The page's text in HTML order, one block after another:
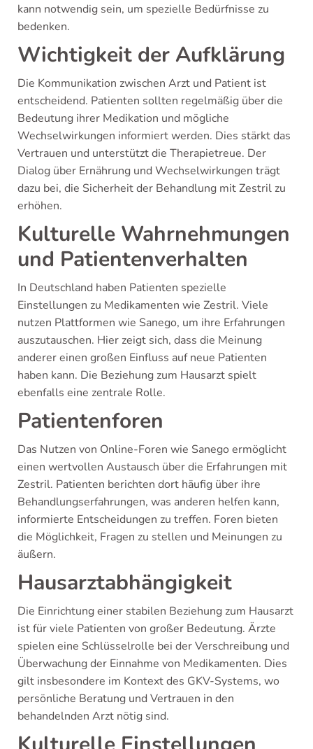
kann notwendig sein, um spezielle Bedürfnisse zu
bedenken.
Wichtigkeit der Aufklärung
Die Kommunikation zwischen Arzt und Patient ist
entscheidend. Patienten sollten regelmäßig über die
Bedeutung ihrer Medikation und mögliche
Wechselwirkungen informiert werden. Dies stärkt das
Vertrauen und unterstützt die Therapietreue. Der
Dialog über Ernährung und Wechselwirkungen trägt
dazu bei, die Sicherheit der Behandlung mit Zestril zu
erhöhen.
Kulturelle Wahrnehmungen
und Patientenverhalten
In Deutschland haben Patienten spezielle
Einstellungen zu Medikamenten wie Zestril. Viele
nutzen Plattformen wie Sanego, um ihre Erfahrungen
auszutauschen. Hier zeigt sich, dass die Meinung
anderer einen großen Einfluss auf neue Patienten
haben kann. Die Beziehung zum Hausarzt spielt
ebenfalls eine zentrale Rolle.
Patientenforen
Das Nutzen von Online-Foren wie Sanego ermöglicht
einen wertvollen Austausch über die Erfahrungen mit
Zestril. Patienten berichten dort häufig über ihre
Behandlungserfahrungen, was anderen helfen kann,
informierte Entscheidungen zu treffen. Foren bieten
die Möglichkeit, Fragen zu stellen und Meinungen zu
äußern.
Hausarztabhängigkeit
Die Einrichtung einer stabilen Beziehung zum Hausarzt
ist für viele Patienten von großer Bedeutung. Ärzte
spielen eine Schlüsselrolle bei der Verschreibung und
Überwachung der Einnahme von Medikamenten. Dies
gilt insbesondere im Kontext des GKV-Systems, wo
persönliche Beratung und Vertrauen in den
behandelnden Arzt nötig sind.